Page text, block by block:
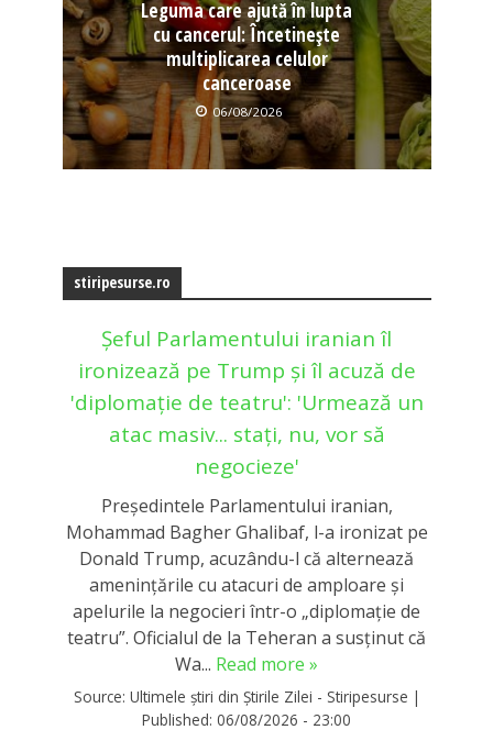
Leguma care ajută în lupta
cu cancerul: Încetinește
multiplicarea celulor
canceroase
06/08/2026
stiripesurse.ro
Șeful Parlamentului iranian îl
ironizează pe Trump și îl acuză de
'diplomație de teatru': 'Urmează un
atac masiv... stați, nu, vor să
negocieze'
Președintele Parlamentului iranian,
Mohammad Bagher Ghalibaf, l-a ironizat pe
Donald Trump, acuzându-l că alternează
amenințările cu atacuri de amploare și
apelurile la negocieri într-o „diplomație de
teatru”. Oficialul de la Teheran a susținut că
Wa... Read more »
Source: Ultimele știri din Știrile Zilei - Stiripesurse |
Published: 06/08/2026 - 23:00